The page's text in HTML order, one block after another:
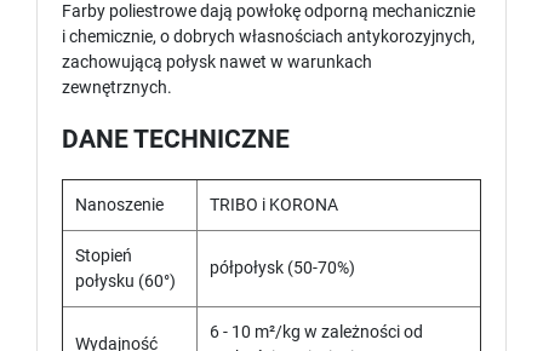
Farby poliestrowe dają powłokę odporną mechanicznie
i chemicznie, o dobrych własnościach antykorozyjnych,
zachowującą połysk nawet w warunkach
zewnętrznych.
DANE TECHNICZNE
Nanoszenie TRIBO i KORONA
Stopień
połysku (60°)
półpołysk (50-70%)
Wydajność
6 - 10 m²/kg w zależności od